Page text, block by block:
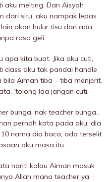
aku melting. Dan Aisyah
dari situ, aku nampak lepas
akan hulur tisu dan ada
rasa geli.
apa kita buat. Jika aku cuti,
class aku tak pandai handle
Aiman tiba – tiba menjerit.
‘tolong laa jangan cuti.’
bunga, nak teacher bunga..
pernah kata pada aku, dia
nama dia baca, ada terselit
aku masa itu.
nanti kalau Aiman masuk
Allah mana teacher ya.